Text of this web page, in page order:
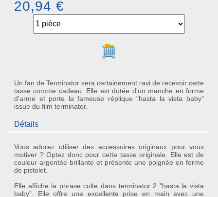
20,94 €
Ajouter au panier
Un fan de Terminator sera certainement ravi de recevoir cette
tasse comme cadeau. Elle est dotée d'un manche en forme
d'arme et porte la fameuse réplique "hasta la vista baby"
issue du film terminator.
Détails
Vous adorez utiliser des accessoires originaux pour vous
motiver ? Optez donc pour cette tasse originale . Elle est de
couleur argentée brillante et présente une poignéeen forme
de pistolet.
Elle affiche la phrase culte dans terminator 2 "hasta la vista
baby". Elle offre une excellente prise en main avec une